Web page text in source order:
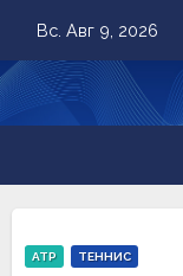
content
Вс. Авг 9, 2026
ATP ТЕННИС